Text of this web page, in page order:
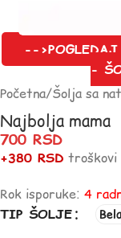
--
-
Početna/Šolja sa
Najbolja mama
700 RSD
+380 RSD troškovi
Rok isporuke: 4
TIP ŠOLJE